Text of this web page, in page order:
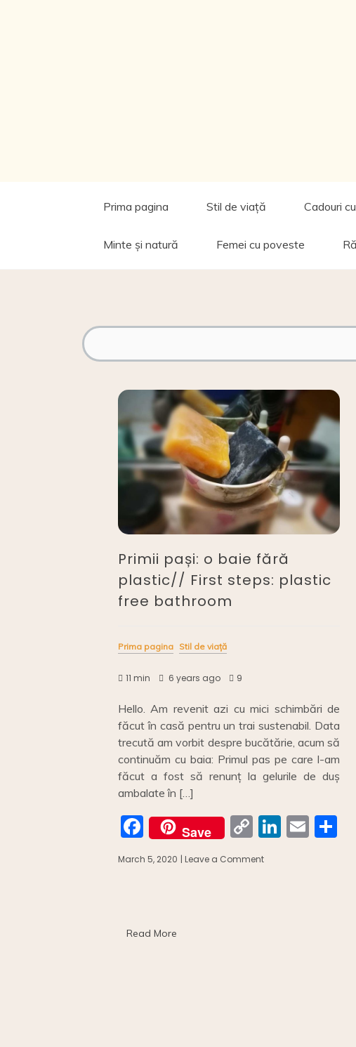
Prima pagina Stil de viață Cadouri
Minte și natură Femei cu poveste
Primii pași: o baie fără
plastic// First steps: plastic
free bathroom
Prima pagina Stil de viață
11 min 6 years ago 9
Hello. Am revenit azi cu mici schimbări de
făcut în casă pentru un trai sustenabil. Data
trecută am vorbit despre bucătărie, acum să
continuăm cu baia: Primul pas pe care l-am
făcut a fost să renunț la gelurile de duș
ambalate în […]
F
a
c
o
Save
C
o
p
Li E
March 5, 2020 | Leave a Comment
Read More